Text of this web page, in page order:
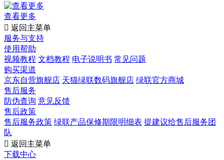
查看更多
 返回主菜单
服务与支持
使用帮助
视频教程 文档教程 电子说明书 常见问题
购买渠道
京东自营旗舰店 天猫绿联数码旗舰店 绿联官方商城
售后服务
防伪查询 意见反馈
售后政策
售后服务政策 绿联产品保修期限明细表 提建议给售后服务团
队
 返回主菜单
下载中心